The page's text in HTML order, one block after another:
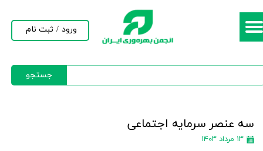
جستجو
ورود / ثبت نام
حساب کاربری من
سه عنصر سرمایه اجتماعی
۱۳ مرداد ۱۴۰۳